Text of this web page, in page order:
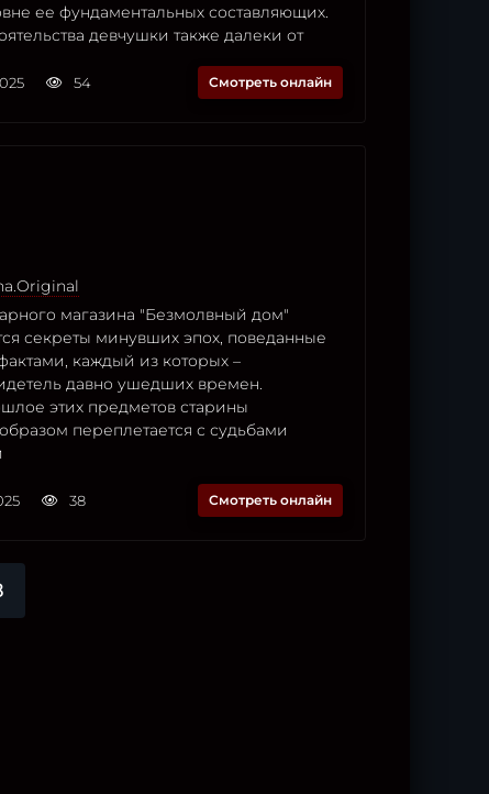
ее фундаментальных составляющих.
девчушки также далеки от
54 Смотреть онлайн
магазина "Безмолвный дом"
секреты минувших эпох, поведанные
каждый из которых –
давно ушедших времен.
этих предметов старины
переплетается с судьбами
38 Смотреть онлайн